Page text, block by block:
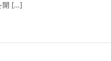
開 […]